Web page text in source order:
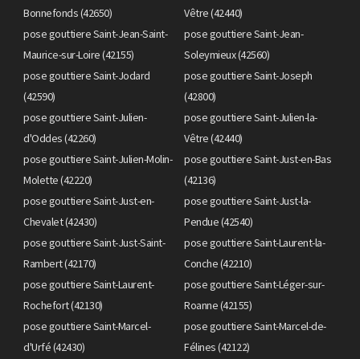
Bonnefonds (42650)
Vêtre (42440)
pose gouttiere Saint-Jean-Saint-
Maurice-sur-Loire (42155)
pose gouttiere Saint-Jean-
Soleymieux (42560)
pose gouttiere Saint-Jodard
(42590)
pose gouttiere Saint-Joseph
(42800)
pose gouttiere Saint-Julien-
d'Oddes (42260)
pose gouttiere Saint-Julien-la-
Vêtre (42440)
pose gouttiere Saint-Julien-Molin-
Molette (42220)
pose gouttiere Saint-Just-en-Bas
(42136)
pose gouttiere Saint-Just-en-
Chevalet (42430)
pose gouttiere Saint-Just-la-
Pendue (42540)
pose gouttiere Saint-Just-Saint-
Rambert (42170)
pose gouttiere Saint-Laurent-la-
Conche (42210)
pose gouttiere Saint-Laurent-
Rochefort (42130)
pose gouttiere Saint-Léger-sur-
Roanne (42155)
pose gouttiere Saint-Marcel-
d'Urfé (42430)
pose gouttiere Saint-Marcel-de-
Félines (42122)